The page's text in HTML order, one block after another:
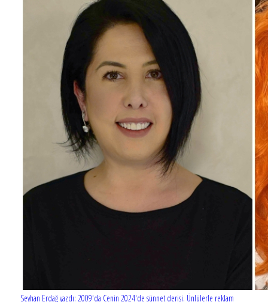
Seyhan Erdağ yazdı: 2009'da Cenin 2024'de sünnet derisi. Ünlülerle reklam